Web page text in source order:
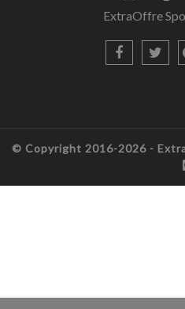
ExtraOffre
© Copyright 2016-2026 -